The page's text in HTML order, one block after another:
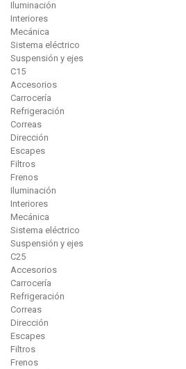
Iluminación
Interiores
Mecánica
Sistema eléctrico
Suspensión y ejes
C15
Accesorios
Carrocería
Refrigeración
Correas
Dirección
Escapes
Filtros
Frenos
Iluminación
Interiores
Mecánica
Sistema eléctrico
Suspensión y ejes
C25
Accesorios
Carrocería
Refrigeración
Correas
Dirección
Escapes
Filtros
Frenos